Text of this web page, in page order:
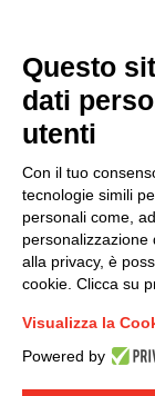
Modello
Condizioni
Questo
dati
utenti
Con il tuo
tecnologie simili
personali come,
personalizzazione
alla privacy, è
cookie. Clicca su
Visualizza la
Powered by